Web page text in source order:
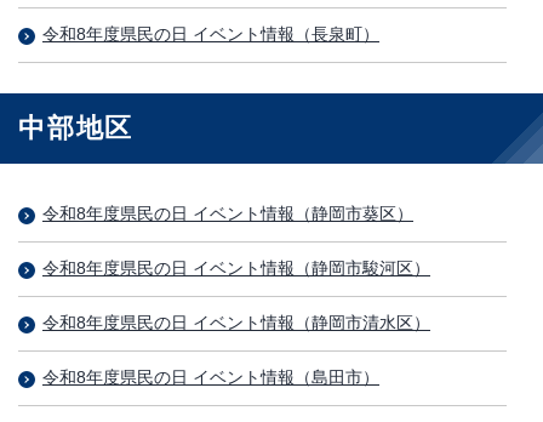
令和8年度県民の日 イベント情報（長泉町）
中部地区
令和8年度県民の日 イベント情報（静岡市葵区）
令和8年度県民の日 イベント情報（静岡市駿河区）
令和8年度県民の日 イベント情報（静岡市清水区）
令和8年度県民の日 イベント情報（島田市）